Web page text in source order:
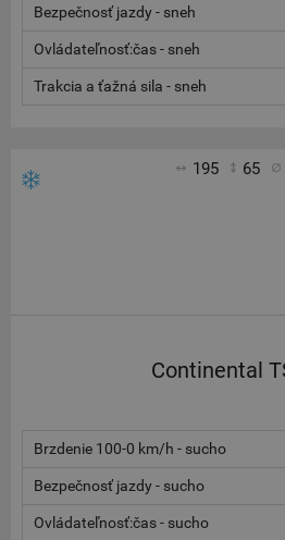
Bezpečnosť jazdy - sneh
Ovládateľnosť:čas - sneh
Trakcia a ťažná sila - sneh
195 65
Continental
Brzdenie 100-0 km/h - sucho
Bezpečnosť jazdy - sucho
Ovládateľnosť:čas - sucho